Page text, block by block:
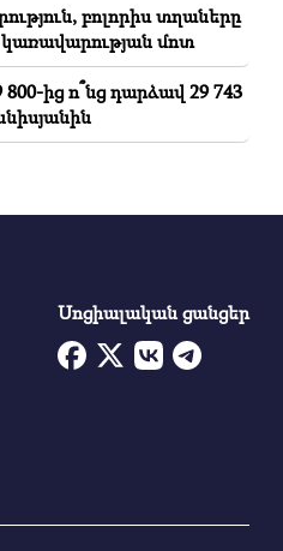
բոլորիս տղաները
մոտ
ից ո՞նց դարձավ 29 743
Սոցիալական ցանցեր